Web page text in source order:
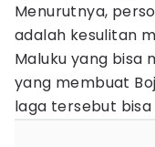
Menurutnya,
adalah kesulitan
Maluku yang bisa
yang membuat
laga tersebut bisa